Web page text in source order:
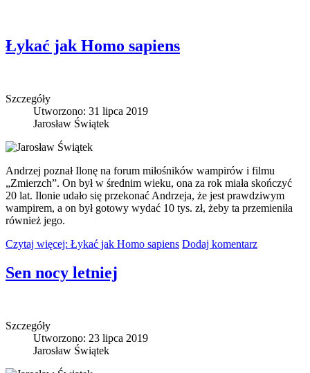
Łykać jak Homo sapiens
Szczegóły
Utworzono: 31 lipca 2019
Jarosław Świątek
Andrzej poznał Ilonę na forum miłośników wampirów i filmu
„Zmierzch”. On był w średnim wieku, ona za rok miała skończyć
20 lat. Ilonie udało się przekonać Andrzeja, że jest prawdziwym
wampirem, a on był gotowy wydać 10 tys. zł, żeby ta przemieniła
również jego.
Czytaj więcej: Łykać jak Homo sapiens Dodaj komentarz
Sen nocy letniej
Szczegóły
Utworzono: 23 lipca 2019
Jarosław Świątek